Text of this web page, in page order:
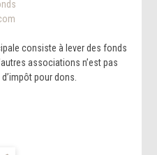
consiste à lever des fonds
associations n’est pas
pour dons.